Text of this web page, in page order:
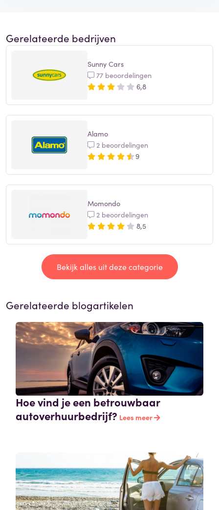
Gerelateerde bedrijven
Sunny Cars
77 beoordelingen
6,8
Alamo
2 beoordelingen
9
Momondo
2 beoordelingen
8,5
Bekijk alles uit deze categorie
Gerelateerde blogartikelen
Hoe vind je een betrouwbaar
autoverhuurbedrijf? Lees meer